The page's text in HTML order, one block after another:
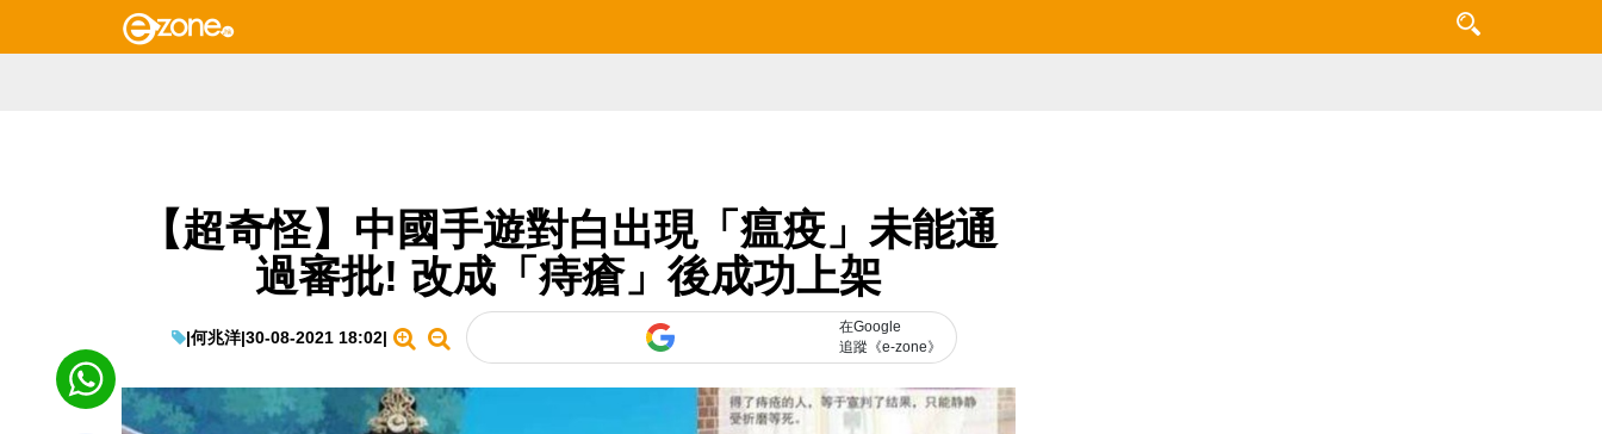
【超奇怪】中國手遊對白出現「瘟疫」未能通
過審批! 改成「痔瘡」後成功上架
|何兆洋|30-08-2021 18:02|
在Google
追蹤《e-zone》